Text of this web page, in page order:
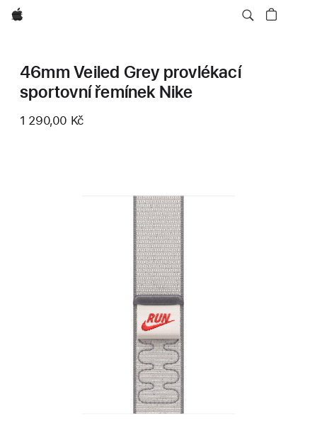
Apple
46mm Veiled Grey provlékací
sportovní řemínek Nike
1 290,00 Kč